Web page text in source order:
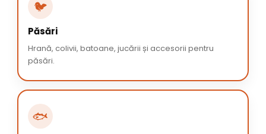
🐦
Păsări
Hrană, colivii, batoane, jucării și accesorii pentru
păsări.
🐟